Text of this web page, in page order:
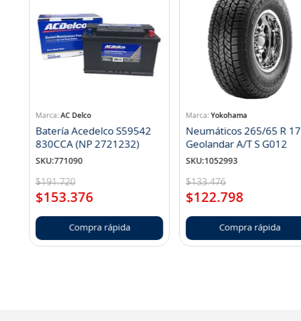
AC Delco
Batería Acedelco S59542
830CCA (NP 2721232)
SKU:771090
$191.720
$153.376
Compra rápida
Yokohama
Neumáticos 265/65 R 17
Geolandar A/T S G012
SKU:1052993
$133.476
$122.798
Compra rápida